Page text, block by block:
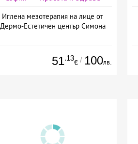
Иглена мезотерапия на лице от
Дермо-Естетичен център Симона
51.13
€ / 100лв.